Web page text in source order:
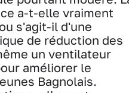
a-t-elle vraiment
s'agit-il d'une
de réduction des
un ventilateur
améliorer le
Bagnolais.